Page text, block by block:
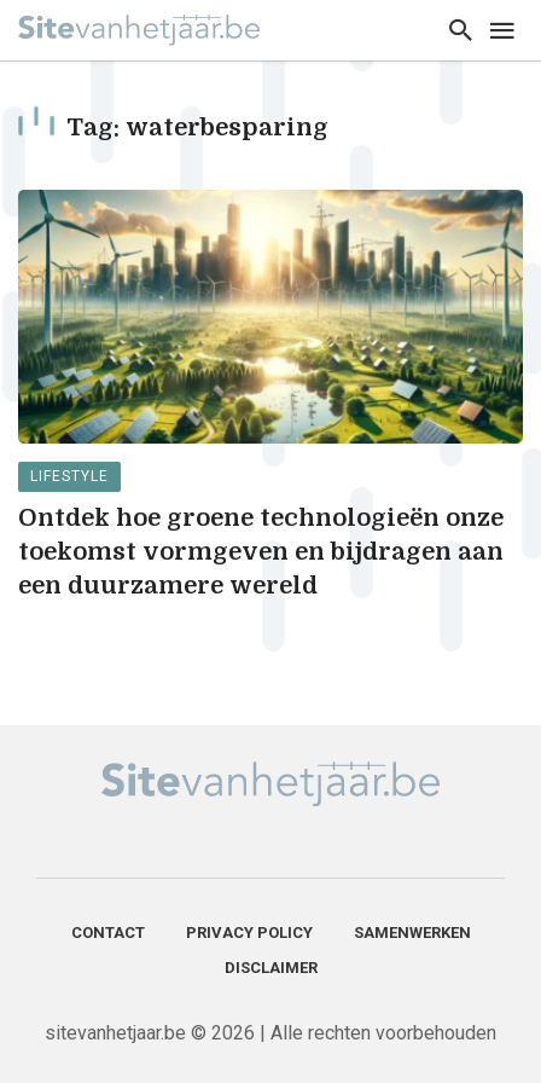
Tag: waterbesparing
LIFESTYLE
Ontdek hoe groene technologieën onze
toekomst vormgeven en bijdragen aan
een duurzamere wereld
CONTACT PRIVACY POLICY
SAMENWERKEN
DISCLAIMER
sitevanhetjaar.be © 2026 | Alle rechten voorbehouden